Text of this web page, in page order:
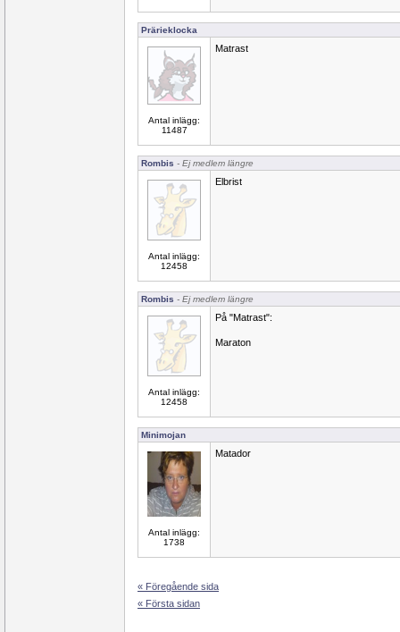
Prärieklocka
Antal inlägg:
11487
Matrast
Rombis - Ej medlem längre
Antal inlägg:
12458
Elbrist
Rombis - Ej medlem längre
Antal inlägg:
12458
På "Matrast":
Maraton
Minimojan
Antal inlägg:
1738
Matador
« Föregående sida
« Första sidan